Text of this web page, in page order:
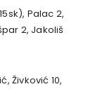
Palac 2,
2, Jakoliš
Živković 10,